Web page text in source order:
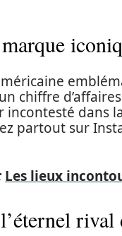
chiffre
incontesté dans
partout sur
Les lieux
rival